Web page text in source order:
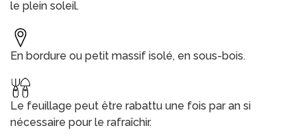
le plein soleil.
En bordure ou petit massif isolé, en sous-bois.
Le feuillage peut être rabattu une fois par an si
nécessaire pour le rafraîchir.